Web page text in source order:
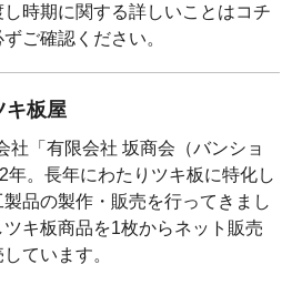
時期に関する詳しいことはコチ
ずご確認ください。
キ板屋
社「有限会社 坂商会（バンショ
年。長年にわたりツキ板に特化し
品の製作・販売を行ってきまし
キ板商品を1枚からネット販売
ています。